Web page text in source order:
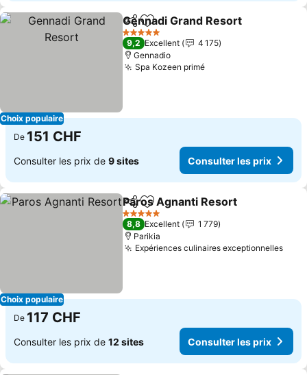
Choix populaire
PartagerAjouter à mes favoris
Gennadi Grand Resort
5 Étoiles
9,2 Excellent
4 175
Gennadio
Spa Kozeen priméConsulter les prix
De 151 CHF
Consulter les prix de 9 sites Consulter les prix
Choix populaire
PartagerAjouter à mes favoris
Paros Agnanti Resort
5 Étoiles
8,8 Excellent
1 779
Parikia
Expériences culinaires exceptionnelles
De 117 CHF
Consulter les prix de 12 sites Consulter les prix